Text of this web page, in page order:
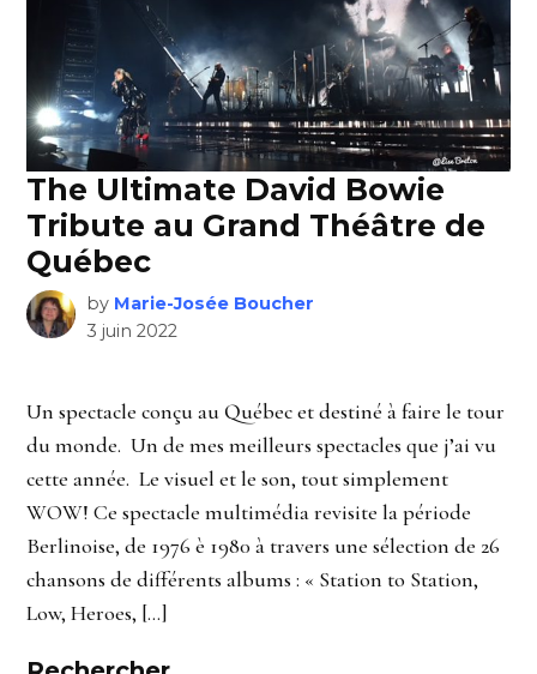
The Ultimate David Bowie
Tribute au Grand Théâtre de
Québec
by Marie-Josée Boucher
3 juin 2022
Un spectacle conçu au Québec et destiné à faire le tour
du monde. Un de mes meilleurs spectacles que j’ai vu
cette année. Le visuel et le son, tout simplement
WOW! Ce spectacle multimédia revisite la période
Berlinoise, de 1976 è 1980 à travers une sélection de 26
chansons de différents albums : « Station to Station,
Low, Heroes, […]